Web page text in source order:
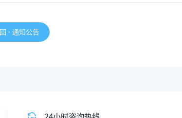
· 通知公告